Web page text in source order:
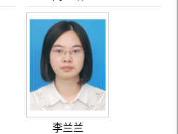
李兰兰